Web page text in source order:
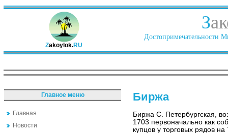
Zakoylok.RU
З
Достопримечательности
Главное меню
Главная
Новости
Биржа
Биржа С. Петербургская,
1703 первоначально как
купцов у торговых рядов